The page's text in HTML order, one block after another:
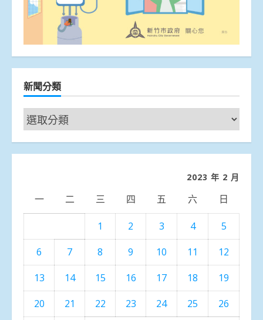
新聞分類
新
聞
分
2023 年 2 月
一 二 三 四 五 六 日
1 2 3 4
5
6
7 8 9 10 11
12
13
14 15 16 17 18
19
20
21 22 23 24 25 26